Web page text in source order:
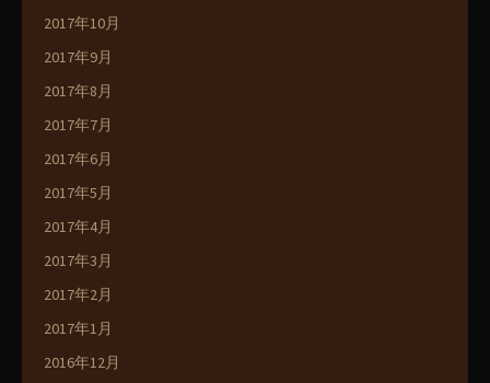
2017年10月
2017年9月
2017年8月
2017年7月
2017年6月
2017年5月
2017年4月
2017年3月
2017年2月
2017年1月
2016年12月